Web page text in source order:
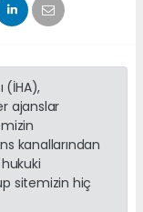
(İHA),
ajanslar
kanallarından
sitemizin hiç